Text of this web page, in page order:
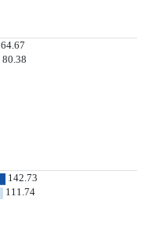
64.67
80.38
142.73
111.74